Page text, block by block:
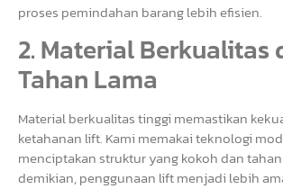
proses pemindahan barang lebih efisien.
2. Material Berkualitas
Tahan Lama
Material berkualitas tinggi memastikan
ketahanan lift. Kami memakai teknologi
menciptakan struktur yang kokoh dan
demikian, penggunaan lift menjadi lebih